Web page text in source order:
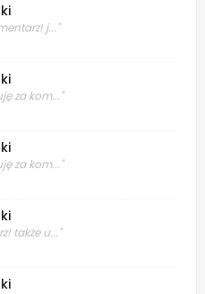
j..."
za kom..."
za kom..."
także u..."